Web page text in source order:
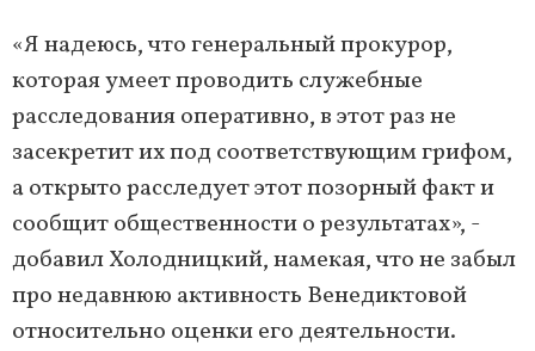
«Я надеюсь, что генеральный прокурор,
которая умеет проводить служебные
расследования оперативно, в этот раз не
засекретит их под соответствующим грифом,
а открыто расследует этот позорный факт и
сообщит общественности о результатах», -
добавил Холодницкий, намекая, что не забыл
про недавнюю активность Венедиктовой
относительно оценки его деятельности.